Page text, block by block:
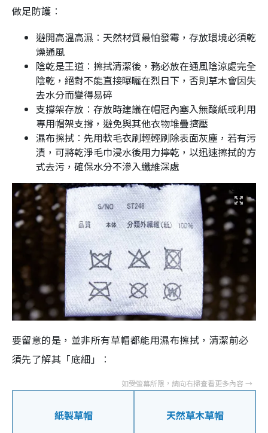
做足防護︰
避開高溫高濕︰天然材質最怕發霉，存放環境必須乾
燥通風
陰乾是王道︰擦拭清潔後，務必放在通風陰涼處完全
陰乾，絕對不能直接曝曬在烈日下，否則草木會因失
去水分而變得易碎
支撐架存放︰存放時建議在帽冠內塞入無酸紙或利用
專用帽架支撐，避免與其他衣物堆疊擠壓
濕布擦拭︰先用軟毛衣刷輕輕刷除表面灰塵，若有污
漬，可將乾淨毛巾浸水後用力擰乾，以迅速擦拭的方
式去污，確保水分不滲入纖維深處
要留意的是，並非所有草帽都能用濕布擦拭，清潔前必
須先了解其「底細」︰
紙製草帽 天然草木草帽